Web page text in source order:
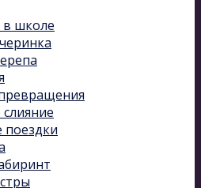
школе